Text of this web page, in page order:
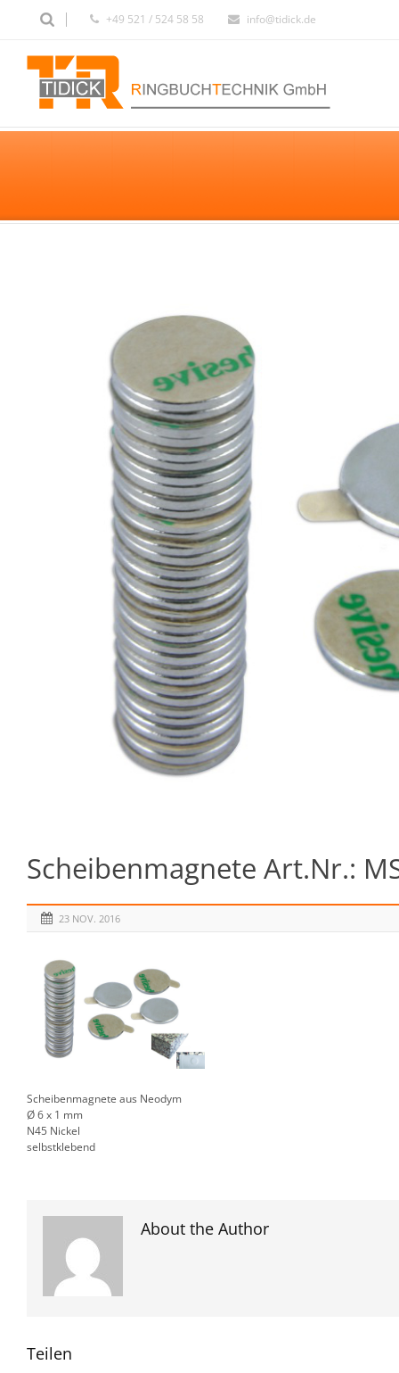
+49 521 / 524 58 58 info@tidick.de
Scheibenmagnete Art.Nr.:
23 NOV. 2016
Scheibenmagnete aus Neodym
Ø 6 x 1 mm
N45 Nickel
selbstklebend
About the Author
Teilen